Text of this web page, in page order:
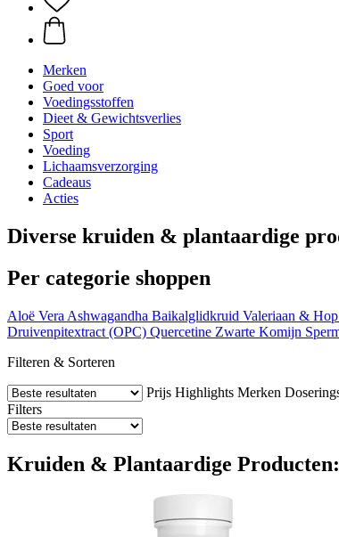
Merken
Goed voor
Voedingsstoffen
Dieet & Gewichtsverlies
Sport
Voeding
Lichaamsverzorging
Cadeaus
Acties
Diverse kruiden & plantaardige
Per categorie shoppen
Aloë Vera Ashwagandha Baikalglidkruid Valeriaan & Hop
Druivenpitextract (OPC) Quercetine Zwarte Komijn
Filteren & Sorteren
Prijs Highlights Merken
Filters
Kruiden & Plantaardige